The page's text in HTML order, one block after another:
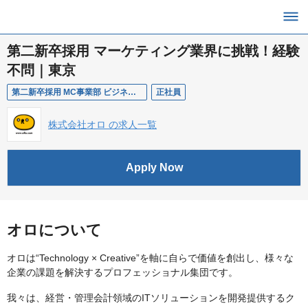
第二新卒採用 マーケティング業界に挑戦！経験
不問｜東京
第二新卒採用 MC事業部 ビジネス総合職オープンポジション 正社員
株式会社オロ の求人一覧
Apply Now
オロについて
オロは“Technology × Creative”を軸に自らで価値を創出し、様々な
企業の課題を解決するプロフェッショナル集団です。
我々は、経営・管理会計領域のITソリューションを開発提供するク